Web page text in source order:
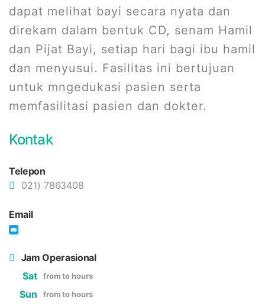
dapat melihat bayi secara nyata dan
direkam dalam bentuk CD, senam Hamil
dan Pijat Bayi, setiap hari bagi ibu hamil
dan menyusui. Fasilitas ini bertujuan
untuk mngedukasi pasien serta
memfasilitasi pasien dan dokter.
Kontak
Telepon
021) 7863408
Email
Jam Operasional
Sat
from to hours
Sun from to hours